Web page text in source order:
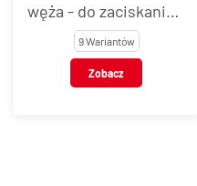
węża - do zaciskania
9 Wariantów
Zobacz